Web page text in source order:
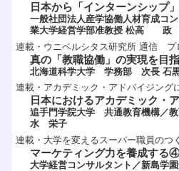
日本から「インターンシップ
一般社団法人産学協働人材育成コ
業大学経営学部准教授 松高 政
連載・ウニベルシタス研究所 通信 プ
真の「教職協働」の実現を目
北海道科学大学 学務部 次長 石
連載・アカデミック・アドバイジング
日本におけるアカデミック・
追手門学院大学 共通教育機構／
水 栄子
連載・大学を変えるスーパー職員のつ
マーケティング力を養成する④
大学経営コンサルタント／新島